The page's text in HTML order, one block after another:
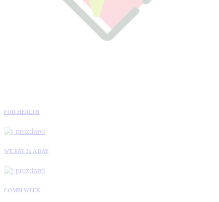
FOR HEALTH
WE EAT 3x A DAY
COMBI WEEK